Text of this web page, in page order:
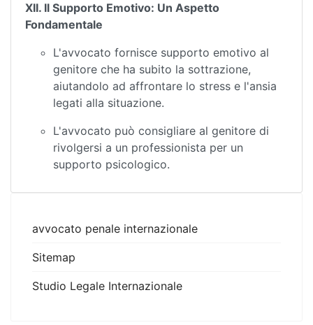
XII. Il Supporto Emotivo: Un Aspetto
Fondamentale
L'avvocato fornisce supporto emotivo al
genitore che ha subito la sottrazione,
aiutandolo ad affrontare lo stress e l'ansia
legati alla situazione.
L'avvocato può consigliare al genitore di
rivolgersi a un professionista per un
supporto psicologico.
avvocato penale internazionale
Sitemap
Studio Legale Internazionale